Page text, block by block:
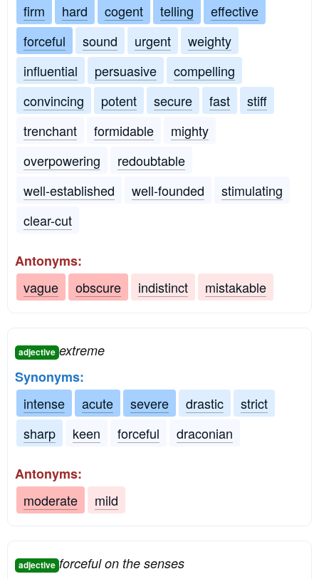
firm
hard cogent telling
effective
forceful
sound urgent
weighty
influential
persuasive
compelling
convincing
potent secure fast
stiff
trenchant
formidable
mighty
overpowering
redoubtable
well-established
well-founded
stimulating
clear-cut
Antonyms:
vague
obscure indistinct mistakable
adjective extreme
Synonyms:
intense
acute severe drastic
strict
sharp
keen forceful draconian
Antonyms:
moderate
mild
adjective forceful on the senses